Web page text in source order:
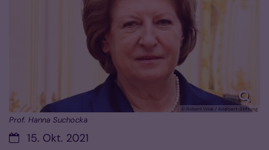
© Robert Vrlak / Adalbert-Stiftung
Prof. Hanna Suchocka
Datum:15. Okt. 2021